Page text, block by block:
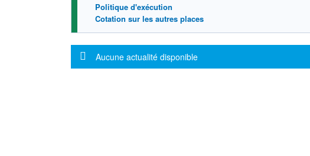
Politique d'exécution
Cotation sur les autres places
Message d'information
Aucune actualité disponible